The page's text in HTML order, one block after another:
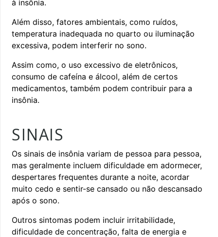
à insônia.
Além disso, fatores ambientais, como ruídos,
temperatura inadequada no quarto ou iluminação
excessiva, podem interferir no sono.
Assim como, o uso excessivo de eletrônicos,
consumo de cafeína e álcool, além de certos
medicamentos, também podem contribuir para a
insônia.
SINAIS
Os sinais de insônia variam de pessoa para pessoa,
mas geralmente incluem dificuldade em adormecer,
despertares frequentes durante a noite, acordar
muito cedo e sentir-se cansado ou não descansado
após o sono.
Outros sintomas podem incluir irritabilidade,
dificuldade de concentração, falta de energia e